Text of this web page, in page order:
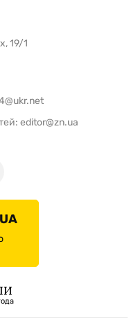
19/1
editor@zn.ua